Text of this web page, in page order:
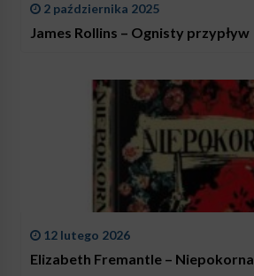
2 października 2025
James Rollins – Ognisty przypływ
12 lutego 2026
Elizabeth Fremantle – Niepokorna